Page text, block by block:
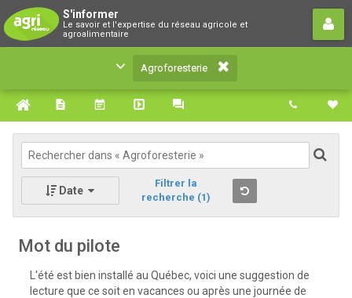
S'informer
Le savoir et l'expertise du réseau agricole et
agroalimentaire
Agroforesterie
Le savoir et l'expertise du réseau agricole et
agroalimentaire
Agroforesterie
Date
Filtrer la
recherche (1)
Mot du pilote
L'été est bien installé au Québec, voici une suggestion de
lecture que ce soit en vacances ou après une journée de